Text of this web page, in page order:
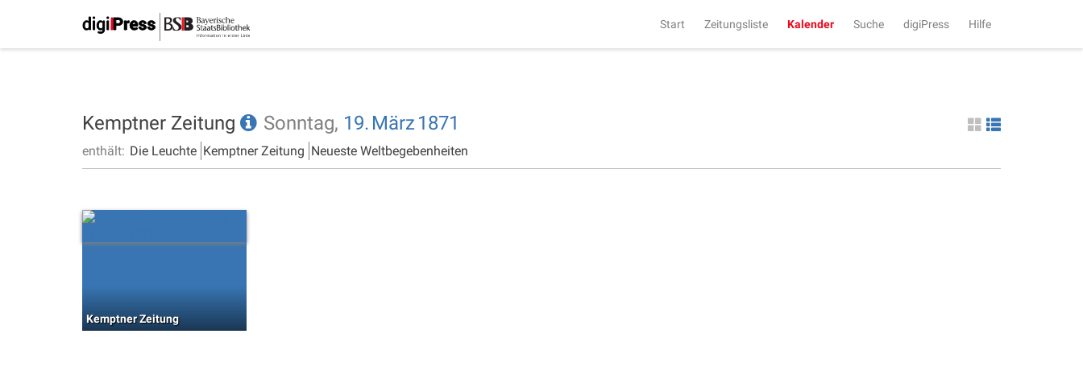
Start Zeitungsliste Kalender Suche digiPress Hilfe
Kemptner Zeitung Sonntag, 19. März 1871
enthält: Die Leuchte Kemptner Zeitung Neueste Weltbegebenheiten
Kemptner Zeitung